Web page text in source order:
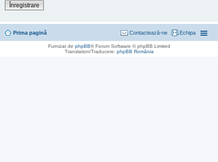
Înregistrare
Prima pagină Echipa
Contactează-ne
Furnizat de phpBB® Forum Software © phpBB Limited
Translation/Traducere: phpBB România